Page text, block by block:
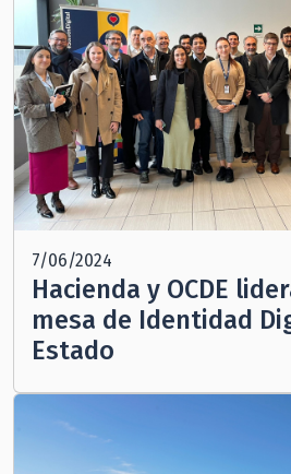
7/06/2024
Hacienda y OCDE
mesa de Identidad
Estado